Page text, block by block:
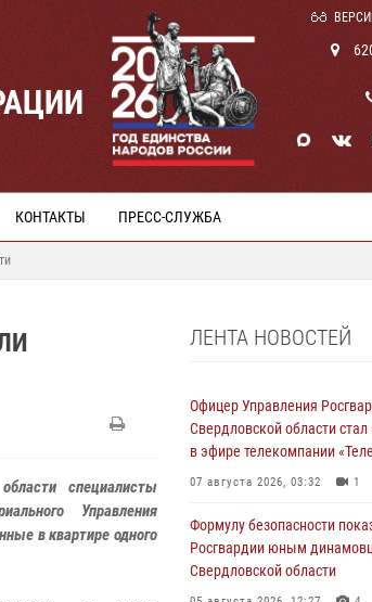
КОНТАКТЫ ПРЕСС-СЛУЖБА
специалисты
Управления
в квартире одного
ЛЕНТА НОВОСТЕЙ
Офицер Управления
Свердловской области
в эфире телекомпании
07 августа 2026, 03:32 1
Формулу безопасности
Росгвардии юным
Свердловской области